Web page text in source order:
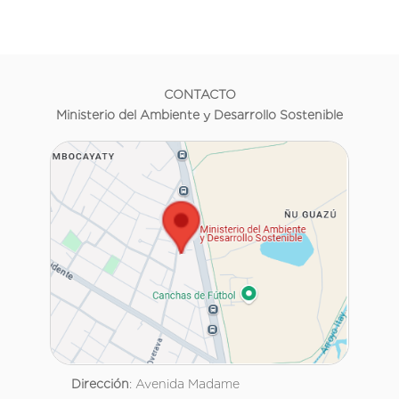
CONTACTO
Ministerio del Ambiente y Desarrollo Sostenible
Dirección: Avenida Madame